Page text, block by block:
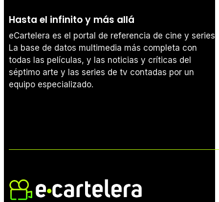
Hasta el infinito y más allá
eCartelera es el portal de referencia de cine y series.
La base de datos multimedia más completa con
todas las películas, y las noticias y críticas del
séptimo arte y las series de tv contadas por un
equipo especializado.